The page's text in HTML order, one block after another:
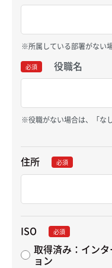
所属している部署がない
必須 役職名
役職がない場合は、「な
住所 必須
ISO 必須
取得済み：イン
ョン